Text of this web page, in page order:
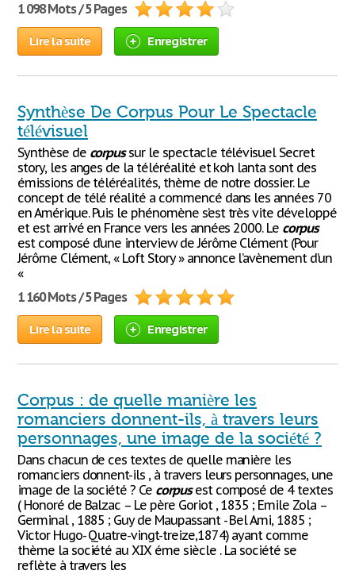
1 098 Mots / 5 Pages
Lire la suite Enregistrer
Synthèse De Corpus Pour Le Spectacle
télévisuel
Synthèse de corpussur le spectacle télévisuel Secret
story, les anges de la téléréalité et koh lanta sont des
émissions de téléréalités, thème de notre dossier. Le
concept de télé réalité a commencé dans les années 70
en Amérique. Puis le phénomène s’est très vite développé
et est arrivé en France vers les années 2000. Le corpus
est composé d’une interview de Jérôme Clément (Pour
Jérôme Clément, « Loft Story » annonce l’avènement d’un
«
1 160 Mots / 5 Pages
Lire la suite Enregistrer
Corpus : de quelle manière les
romanciers donnent-ils, à travers leurs
personnages, une image de la société ?
Dans chacun de ces textes de quelle manière les
romanciers donnent-ils , à travers leurs personnages, une
image de la société ? Ce corpusest composé de 4 textes
( Honoré de Balzac – Le père Goriot , 1835 ; Emile Zola –
Germinal , 1885 ; Guy de Maupassant - Bel Ami, 1885 ;
Victor Hugo- Quatre-vingt-treize,1874) ayant comme
thème la société au XIX éme siècle . La société se
reflète à travers les